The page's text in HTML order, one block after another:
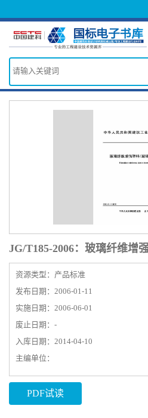
JG/T185-2006：玻璃纤维增
资源类型：产品标准
发布日期：2006-01-11
实施日期：2006-06-01
废止日期：-
入库日期：2014-04-10
主编单位：
PDF试读